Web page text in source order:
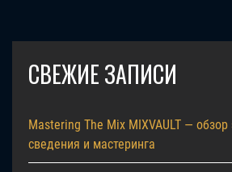
СВЕЖИЕ ЗАПИСИ
Mastering The Mix MIXVAULT —
сведения и мастеринга